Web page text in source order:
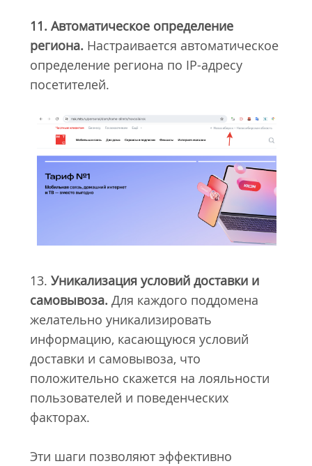
11. Автоматическое определение
региона.Настраивается автоматическое
определение региона по IP-адресу
посетителей.
13. Уникализация условий доставки и
самовывоза.Для каждого поддомена
желательно уникализировать
информацию, касающуюся условий
доставки и самовывоза, что
положительно скажется на лояльности
пользователей и поведенческих
факторах.
Эти шаги позволяют эффективно